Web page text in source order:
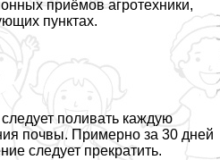
приёмов агротехники,
пунктах.
поливать каждую
почвы. Примерно за 30 дней
следует прекратить.